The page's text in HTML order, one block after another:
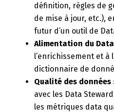
définition, règles de
de mise à jour, etc.),
futur d’un outil de
Alimentation du
l’enrichissement et à
dictionnaire de
Qualité des données
avec les Data
les métriques data